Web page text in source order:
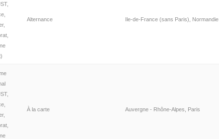
Alternance Ile-de-France (sans Paris), Normandie
À la carte Auvergne - Rhône-Alpes, Paris